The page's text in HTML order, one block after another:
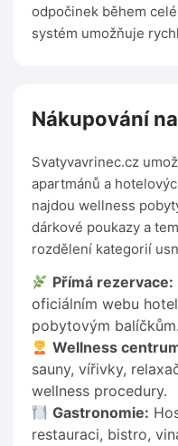
odpočinek během
systém umožňuje
Nákupování
Svatyvavrinec.cz
apartmánů a
najdou wellness
dárkové poukazy a
rozdělení kategorií
Přímá rezervace:
oficiálním webu
pobytovým balíčkům.
Wellness
sauny, vířivky,
wellness procedury.
Gastronomie:
restauraci, bistro,